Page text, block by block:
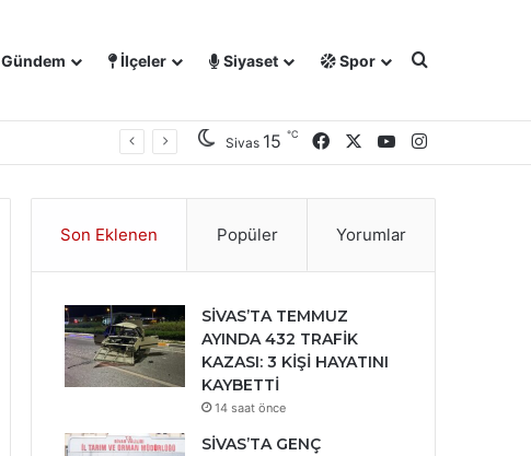
Gündem İlçeler Siyaset Spor Arama yap
Sivas 15 ℃ FacebookYouTubeInstagram
Son Eklenen Popüler Yorumlar
SİVAS’TA TEMMUZ
AYINDA 432 TRAFİK
KAZASI: 3 KİŞİ HAYATINI
KAYBETTİ
14 saat önce
SİVAS’TA GENÇ